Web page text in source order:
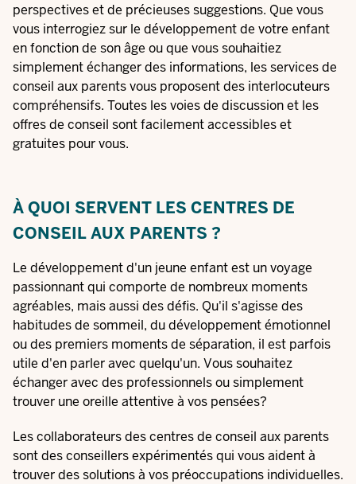
perspectives et de précieuses suggestions. Que vous
vous interrogiez sur le développement de votre enfant
en fonction de son âge ou que vous souhaitiez
simplement échanger des informations, les services de
conseil aux parents vous proposent des interlocuteurs
compréhensifs. Toutes les voies de discussion et les
offres de conseil sont facilement accessibles et
gratuites pour vous.
À QUOI SERVENT LES CENTRES DE
CONSEIL AUX PARENTS ?
Le développement d'un jeune enfant est un voyage
passionnant qui comporte de nombreux moments
agréables, mais aussi des défis. Qu'il s'agisse des
habitudes de sommeil, du développement émotionnel
ou des premiers moments de séparation, il est parfois
utile d'en parler avec quelqu'un. Vous souhaitez
échanger avec des professionnels ou simplement
trouver une oreille attentive à vos pensées?
Les collaborateurs des centres de conseil aux parents
sont des conseillers expérimentés qui vous aident à
trouver des solutions à vos préoccupations individuelles.